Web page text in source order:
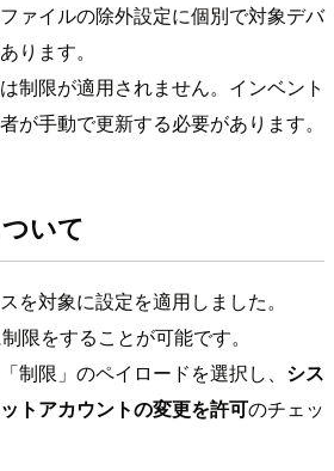
ァイルの除外設定に個別で対象デバ
ります。
制限が適用されません。インベント
が手動で更新する必要があります。
いて
を対象に設定を適用しました。
限をすることが可能です。
制限」のペイロードを選択し、 シス
トアカウントの変更を許可のチェッ